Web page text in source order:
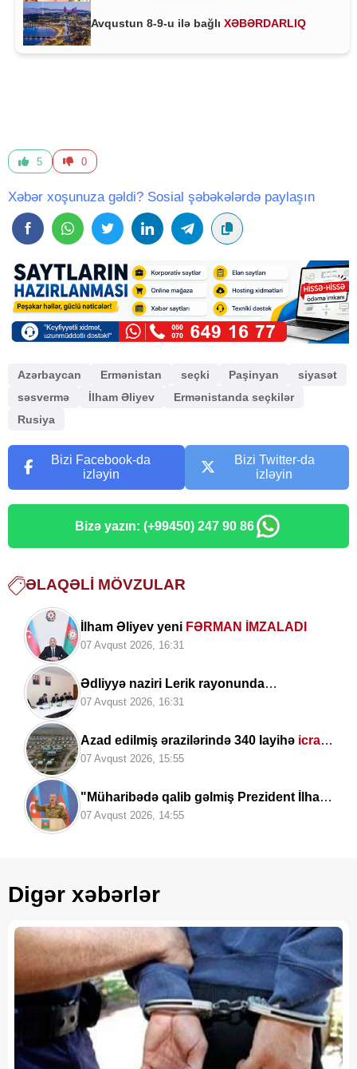
Avqustun 8-9-u ilə bağlı XƏBƏRDARLIQ
5 0
Xəbər xoşunuza gəldi? Sosial şəbəkələrdə paylaşın
Azərbaycan Ermənistan seçki Paşinyan
siyasət
səsvermə
İlham Əliyev
Ermənistanda seçkilər
Rusiya
Bizi Facebook-da
izləyin
Bizi Twitter-da
izləyin
Bizə yazın: (+99450) 247 90 86
ƏLAQƏLI MÖVZULAR
İlham Əliyev yeni FƏRMAN İMZALADI
07 Avqust 2026, 16:31
Ədliyyə naziri Lerik rayonunda
vətəndaşları qəbul edib
07 Avqust 2026, 16:31
Azad edilmiş ərazilərində 340 layihə icra
edilib
07 Avqust 2026, 15:55
"Müharibədə qalib gəlmiş Prezident İlham
Əliyev sülhü də qazandı" —
Şükürov
07 Avqust 2026, 14:55
Digər xəbərlər